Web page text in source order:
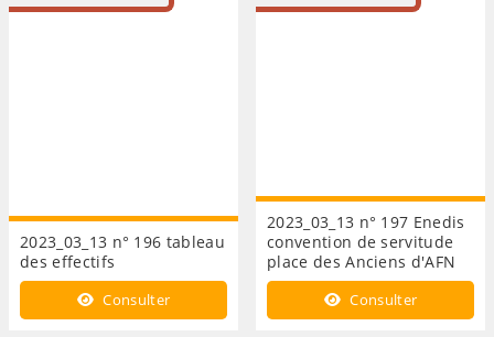
2023_03_13 n° 196 tableau
des effectifs
Consulter
2023_03_13 n° 197 Enedis
convention de servitude
place des Anciens d'AFN
Consulter